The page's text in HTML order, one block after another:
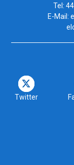
Tel:
E-Mail:
Twitter